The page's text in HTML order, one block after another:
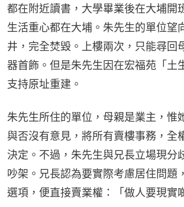
都在附近讀書，大學畢業後在大埔開
生活重心都在大埔。朱先生的單位望
井，完全焚毀。上樓兩次，只能尋回
器首飾。但是朱先生因在宏福苑「土
支持原址重建。
朱先生所住的單位，母親是業主，惟
與否沒有意見，將所有賣樓事務，全
決定。不過，朱先生與兄長立場現分
吵架。兄長認為要實際考慮居住問題
選項，便直接賣業權：「做人要現實